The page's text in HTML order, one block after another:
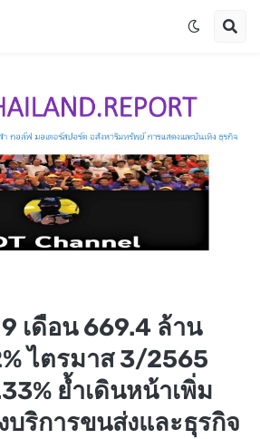
เดือน 669.4 ล้าน
ไตรมาส 3/2565
ย้ำเดินหน้าเพิ่ม
บริการขนส่งและธุรกิจ